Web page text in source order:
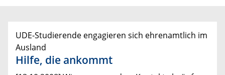
UDE-Studierende engagieren sich ehrenamtlich im
Ausland
Hilfe, die ankommt